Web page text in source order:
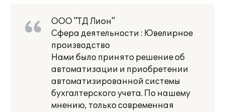
ООО "ТД Лион"
Сфера деятельности : Ювелирное
производство
Нами было принято решение об
автоматизации и приобретении
автоматизированной системы
бухгалтерского учета. По нашему
мнению, только современная